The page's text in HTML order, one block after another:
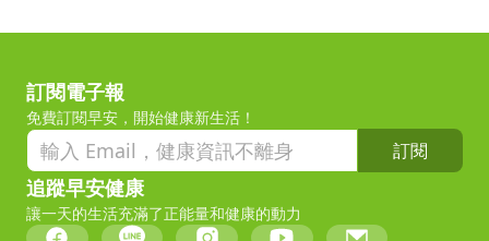
訂閱電子報
免費訂閱早安，開始健康新生活！
訂閱
追蹤早安健康
讓一天的生活充滿了正能量和健康的動力